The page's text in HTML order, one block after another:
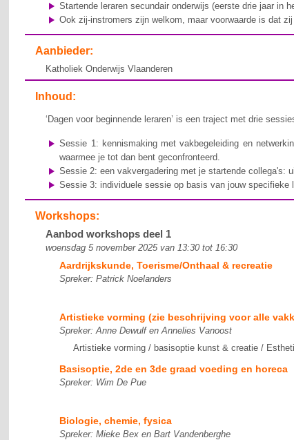
Startende leraren secundair onderwijs (eerste drie jaar in
Ook zij-instromers zijn welkom, maar voorwaarde is dat
Aanbieder:
Katholiek Onderwijs Vlaanderen
Inhoud:
‘Dagen voor beginnende leraren’ is een traject met drie
Sessie 1: kennismaking met vakbegeleiding en
waarmee je tot dan bent geconfronteerd.
Sessie 2: een vakvergadering met je startende collega's:
Sessie 3: individuele sessie op basis van jouw specifieke
Workshops:
Aanbod workshops deel 1
woensdag 5 november 2025 van 13:30 tot 16:30
Aardrijkskunde, Toerisme/Onthaal & recreatie
Spreker: Patrick Noelanders
Artistieke vorming (zie beschrijving voor alle
Spreker: Anne Dewulf en Annelies Vanoost
Artistieke vorming / basisoptie kunst & creatie /
Basisoptie, 2de en 3de graad voeding en horeca
Spreker: Wim De Pue
Biologie, chemie, fysica
Spreker: Mieke Bex en Bart Vandenberghe